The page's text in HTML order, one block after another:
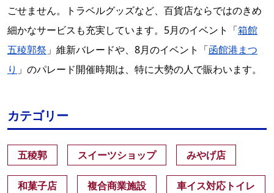
ごせません。トラベルグッズなど、百貨店ならではのきめ
細かなサービスも充実しています。5月のイベント「箱館
五稜郭祭 」維新バレードや、8月のイベント「函館港まつ
り 」のパレード開催時期は、特に大勢の人で賑わいます。
カテゴリー
五稜郭 スイーツショップ みやげ店
和菓子店 複合商業施設 車イス対応トイレ